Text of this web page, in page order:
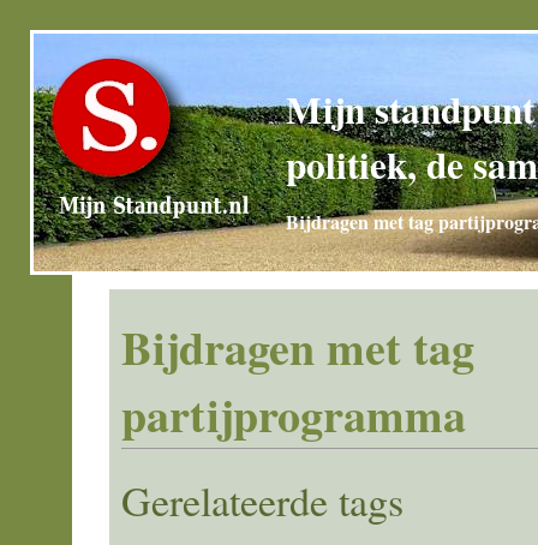
Mijn
politiek, de
Bijdragen met tag
Bijdragen met tag
partijprogramma
Gerelateerde tags